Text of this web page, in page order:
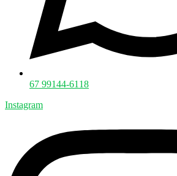
67 99144-6118
Instagram